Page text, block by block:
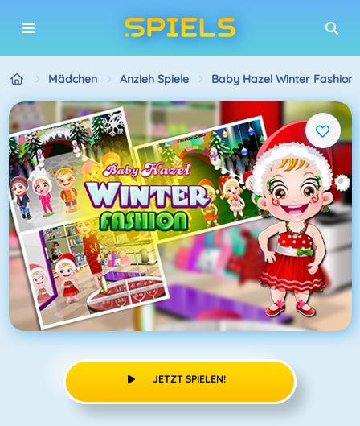
Mädchen Anzieh Spiele Baby Hazel Winter Fashion
JETZT SPIELEN!